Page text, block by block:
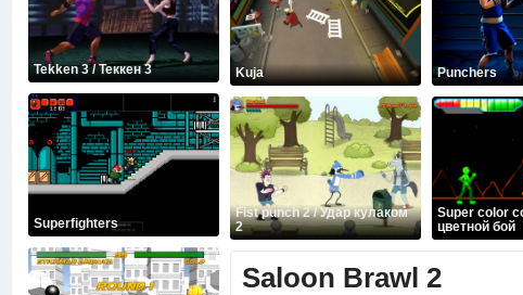
Tekken 3 / Теккен 3
Superfighters
Kuja Punchers
Fist punch 2 / Удар кулаком
2
Super color
цветной бой
Saloon Brawl 2